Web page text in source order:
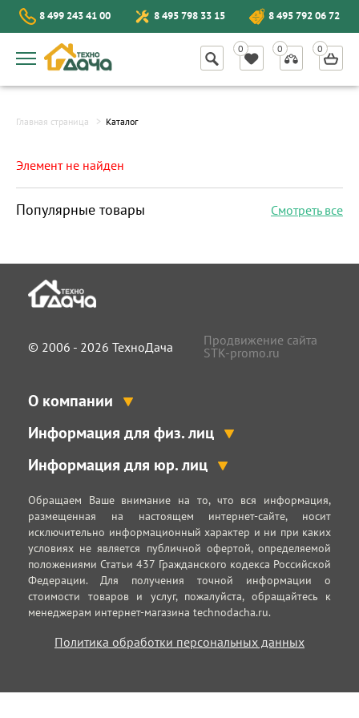
8 499 243 41 00 8 495 798 33 15 8 495 792 06 72
Главная страница Каталог
Элемент не найден
Популярные товары Смотреть все
© 2006 - 2026 ТехноДача
Продвижение сайта
STK-promo.ru
О компании
Информация для физ. лиц
Информация для юр. лиц
Обращаем Ваше внимание на то, что вся информация,
размещенная на настоящем интернет-сайте, носит
исключительно информационный характер и ни при каких
условиях не является публичной офертой, определяемой
положениями Статьи 437 Гражданского кодекса Российской
Федерации. Для получения точной информации о
стоимости товаров и услуг, пожалуйста, обращайтесь к
менеджерам интернет-магазина technodacha.ru.
Политика обработки персональных данных